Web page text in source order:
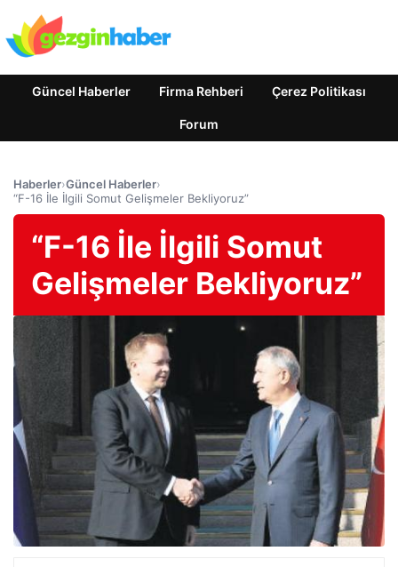
Güncel Haberler Firma Rehberi Çerez Politikası
Forum
Haberler›Güncel Haberler›
“F-16 İle İlgili Somut Gelişmeler Bekliyoruz”
“F-16 İle İlgili Somut
Gelişmeler Bekliyoruz”